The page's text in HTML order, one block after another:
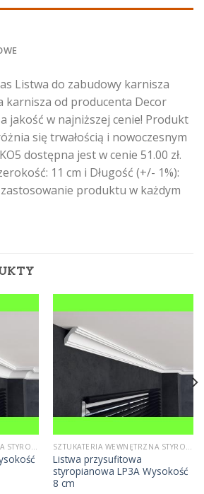
Listwa do zabudowy karnisza
karnisza od producenta Decor
jakość w najniższej cenie! Produkt
się trwałością i nowoczesnym
dostępna jest w cenie 51.00 zł.
11 cm i Długość (+/- 1%):
produktu w każdym
SZTUKATERIA WEWNĘTRZNA STYROPIANOWA SZTUKATERIA WEWNĘTRZNA STYROPIANOWA
Listwa przysufitowa
styropianowa LP3A Wysokość
8 cm